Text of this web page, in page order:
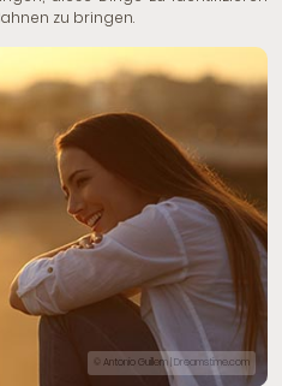
zu bringen.
© Antonio Guillem | Dreamstime.com